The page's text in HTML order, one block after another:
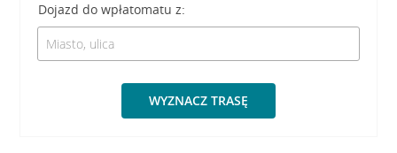
Dojazd do wpłatomatu z:
WYZNACZ TRASĘ